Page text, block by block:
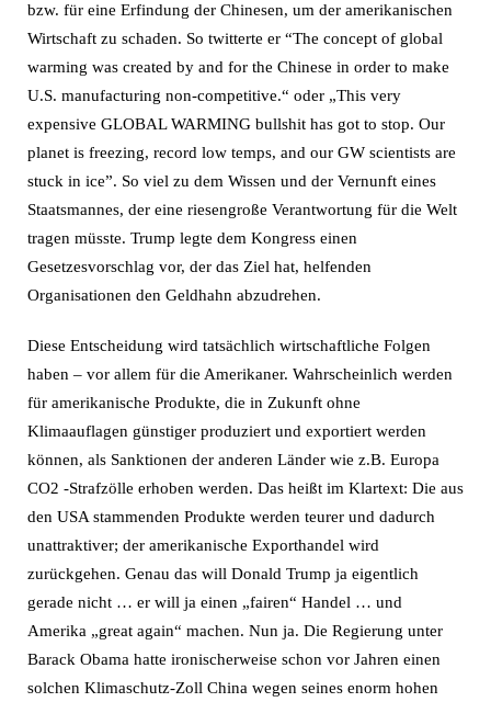
bzw. für eine Erfindung der Chinesen, um der amerikanischen
Wirtschaft zu schaden. So twitterte er “The concept of global
warming was created by and for the Chinese in order to make
U.S. manufacturing non-competitive.“ oder „This very
expensive GLOBAL WARMING bullshit has got to stop. Our
planet is freezing, record low temps, and our GW scientists are
stuck in ice”. So viel zu dem Wissen und der Vernunft eines
Staatsmannes, der eine riesengroße Verantwortung für die Welt
tragen müsste. Trump legte dem Kongress einen
Gesetzesvorschlag vor, der das Ziel hat, helfenden
Organisationen den Geldhahn abzudrehen.
Diese Entscheidung wird tatsächlich wirtschaftliche Folgen
haben – vor allem für die Amerikaner. Wahrscheinlich werden
für amerikanische Produkte, die in Zukunft ohne
Klimaauflagen günstiger produziert und exportiert werden
können, als Sanktionen der anderen Länder wie z.B. Europa
CO2 -Strafzölle erhoben werden. Das heißt im Klartext: Die aus
den USA stammenden Produkte werden teurer und dadurch
unattraktiver; der amerikanische Exporthandel wird
zurückgehen. Genau das will Donald Trump ja eigentlich
gerade nicht … er will ja einen „fairen“ Handel … und
Amerika „great again“ machen. Nun ja. Die Regierung unter
Barack Obama hatte ironischerweise schon vor Jahren einen
solchen Klimaschutz-Zoll China wegen seines enorm hohen